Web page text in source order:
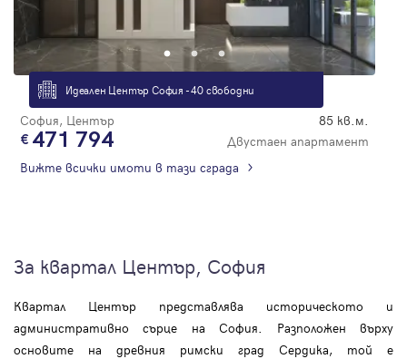
Идеален Център София - 40 свободни
София, Център 85 кв.м.
471 794
Двустаен апартамент
Вижте всички имоти в тази сграда
За квартал Център, София
Квартал Център представлява историческото и
административно сърце на София. Разположен върху
основите на древния римски град Сердика, той е